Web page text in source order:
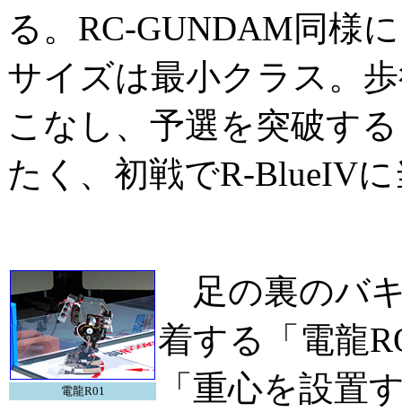
る。RC-GUNDAM同様
サイズは最小クラス。
こなし、予選を突破す
たく、初戦でR-BlueIV
電龍R01
足の裏のバ
着する「電龍
「重心を設置